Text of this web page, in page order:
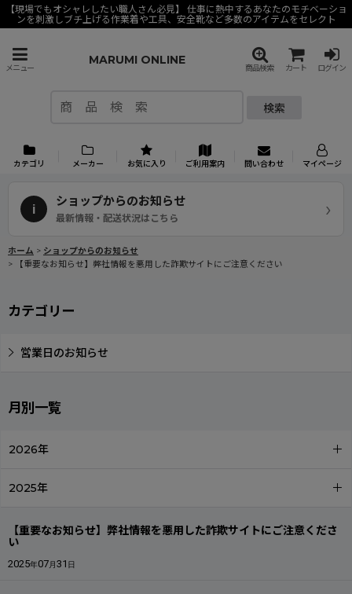
【現場でもオシャレしたい職人さん必見】 仕事に熱中するあなたのモチベーショ
ンを刺激しブチ上げる作業着や工具、安全靴など多数のアイテムをセレクト
メニュー
MARUMI ONLINE
商品検索 カート ログイン
検索
カテゴリ メーカー お気に入り ご利用案内 問い合わせ マイページ
i
ショップからのお知らせ
最新情報・配送状況はこちら ›
ホーム > ショップからのお知らせ
>
【重要なお知らせ】弊社情報を悪用した詐欺サイトにご注意ください
【重要なお知らせ】弊社情報を悪用した詐欺サイトにご注意くださ
い
2025年07月31 日
カテゴリー
営業日のお知らせ
月別一覧
2026年
2025年